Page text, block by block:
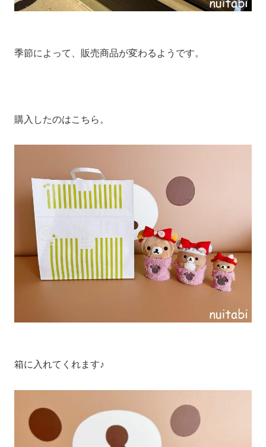
季節によって、販売商品が変わるようです。
購入したのはこちら。
箱に入れてくれます♪